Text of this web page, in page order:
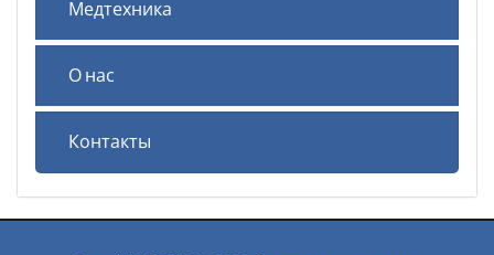
Медтехника
О нас
Контакты